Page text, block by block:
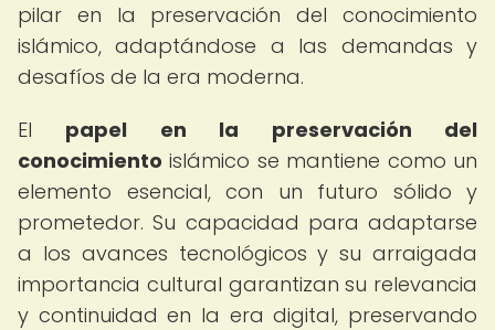
pilar en la preservación del conocimiento
islámico, adaptándose a las demandas y
desafíos de la era moderna.
El papel en la preservación del
conocimiento islámico se mantiene como un
elemento esencial, con un futuro sólido y
prometedor. Su capacidad para adaptarse
a los avances tecnológicos y su arraigada
importancia cultural garantizan su relevancia
y continuidad en la era digital, preservando